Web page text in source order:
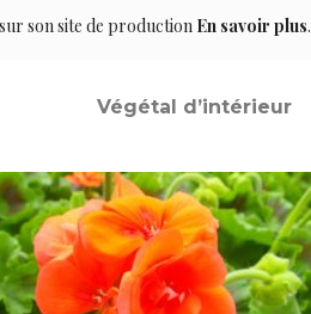
son site de production En savoir plus.
Végétal d’intérieur